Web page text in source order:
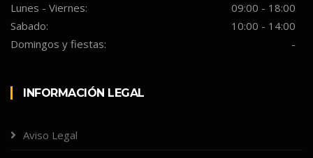
Lunes - Viernes:
09:00 - 18:00
Sabado:
10:00 - 14:00
Domingos y fiestas:
-
INFORMACIÓN LEGAL
Aviso Legal